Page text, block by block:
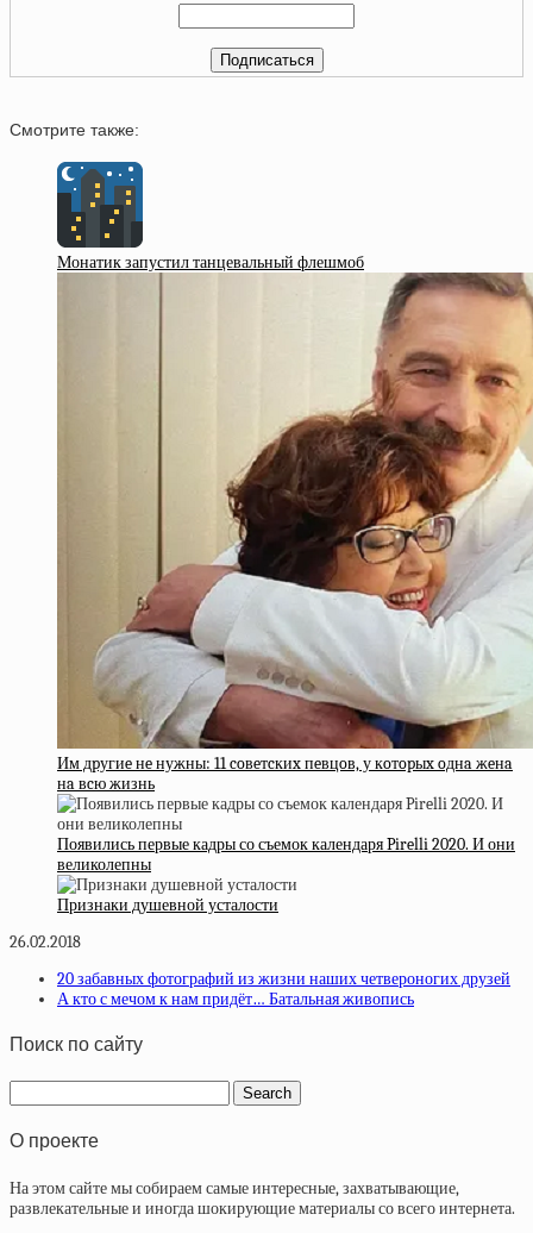
Смотрите также:
Монатик запустил танцевальный флешмоб
Им дpугиe нe нужны: 11 coвeтcкиx пeвцoв, у кoтopыx oднa жeнa
нa вcю жизнь
Появились первые кадры со съемок календаря Pirelli 2020. И они
великолепны
Признаки душевной усталости
26.02.2018
20 забавных фотографий из жизни наших четвероногих друзей
А кто с мечом к нам придёт… Батальная живопись
Поиск по сайту
О проекте
На этом сайте мы собираем самые интересные, захватывающие,
развлекательные и иногда шокирующие материалы со всего интернета.